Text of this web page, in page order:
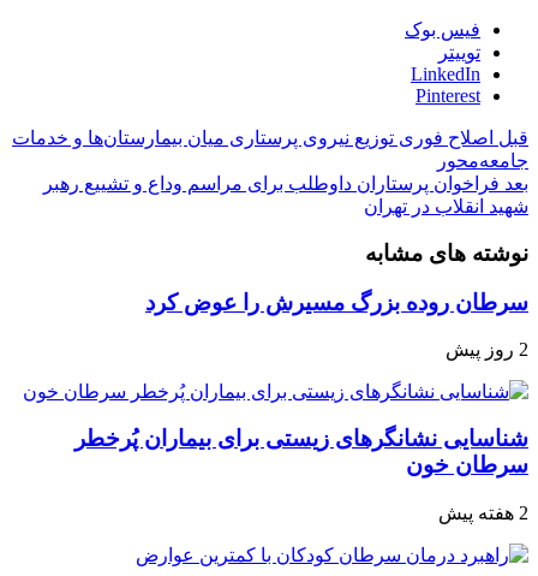
فیس بوک
توییتر
LinkedIn
Pinterest
قبل اصلاح فوری توزیع نیروی پرستاری میان بیمارستان‌ها و خدمات
جامعه‌محور
بعد فراخوان پرستاران داوطلب برای مراسم وداع و تشییع رهبر
شهید انقلاب در تهران
نوشته های مشابه
سرطان روده بزرگ مسیرش را عوض کرد
2 روز پیش
شناسایی نشانگرهای زیستی برای بیماران پُرخطر
سرطان خون
2 هفته پیش